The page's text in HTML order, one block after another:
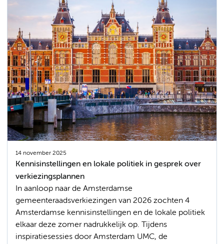
14 november 2025
Kennisinstellingen en lokale politiek in gesprek over
verkiezingsplannen
In aanloop naar de Amsterdamse
gemeenteraadsverkiezingen van 2026 zochten 4
Amsterdamse kennisinstellingen en de lokale politiek
elkaar deze zomer nadrukkelijk op. Tijdens
inspiratiesessies door Amsterdam UMC, de